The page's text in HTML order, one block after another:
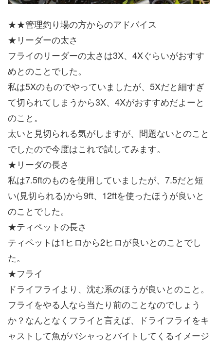
★★管理釣り場の方からのアドバイス
★リーダーの太さ
フライのリーダーの太さは3X、4Xぐらいがおすす
めとのことでした。
私は5Xのものでやっていましたが、5Xだと細すぎ
て切られてしまうから3X、4Xがおすすめだよーと
のこと。
太いと見切られる気がしますが、問題ないとのこと
でしたので今度はこれで試してみます。
★リーダの長さ
私は7.5ftのものを使用していましたが、7.5だと短
い(見切られる)から9ft、12ftを使ったほうが良いと
のことでした。
★ティペットの長さ
ティペットは1ヒロから2ヒロが良いとのことでし
た。
★フライ
ドライフライより、沈む系のほうが良いとのこと。
フライをやる人なら当たり前のことなのでしょう
か？なんとなくフライと言えば、ドライフライをキ
ャストして魚がパシャっとバイトしてくるイメージ